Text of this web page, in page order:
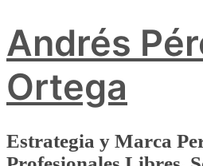
Andrés
Ortega
Estrategia y Marca